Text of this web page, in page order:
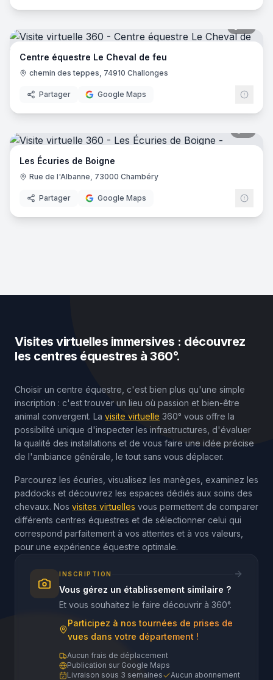
Centre équestre Le Cheval de feu
chemin des teppes, 74910 Challonges
Partager Google Maps
Les Écuries de Boigne
Rue de l'Albanne, 73000 Chambéry
Partager Google Maps
Visites virtuelles immersives : découvrez
les centres équestres à 360°.
Choisir un centre équestre, c'est bien plus qu'une simple
inscription : c'est trouver un lieu où passion et bien-être
animal convergent. La visite virtuelle 360° vous offre la
possibilité unique d'inspecter les infrastructures, d'évaluer
la qualité des installations et de vous faire une idée précise
de l'ambiance générale, le tout sans vous déplacer.
Parcourez les écuries, visualisez les manèges, examinez les
paddocks et découvrez les espaces dédiés aux soins des
chevaux. Nos visites virtuelles vous permettent de comparer
différents centres équestres et de sélectionner celui qui
correspond parfaitement à vos attentes et à vos valeurs,
pour une expérience équestre optimale.
INSCRIPTION
Vous gérez un établissement similaire ?
Et vous souhaitez le faire découvrir à 360°.
Participez à nos tournées de prises de
vues dans votre département !
Aucun frais de déplacement
Publication sur Google Maps
Livraison sous 3 semaines
Aucun abonnement